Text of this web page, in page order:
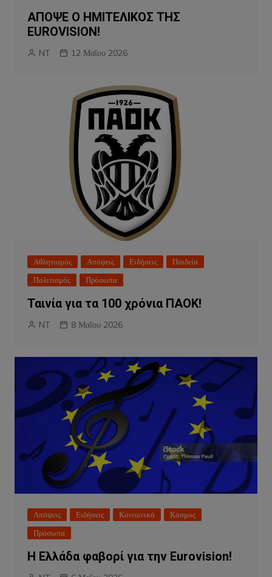
ΑΠΟΨΕ Ο ΗΜΙΤΕΛΙΚΟΣ ΤΗΣ
EUROVISION!
NT 12 Μαΐου 2026
Αθλητισμός Απόψεις Ειδήσεις
Παιδεία
Πολιτισμός
Πρόσωπα
Ταινία για τα 100 χρόνια ΠΑΟΚ!
NT 8 Μαΐου 2026
Απόψεις Ειδήσεις Κοινωνικά
Κόσμος
Πρόσωπα
Η Ελλάδα φαβορί για την Eurovision!